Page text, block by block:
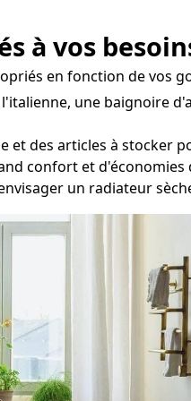
à vos
en fonction de vos
une baignoire
et des articles à stocker
confort et d'économies
un radiateur